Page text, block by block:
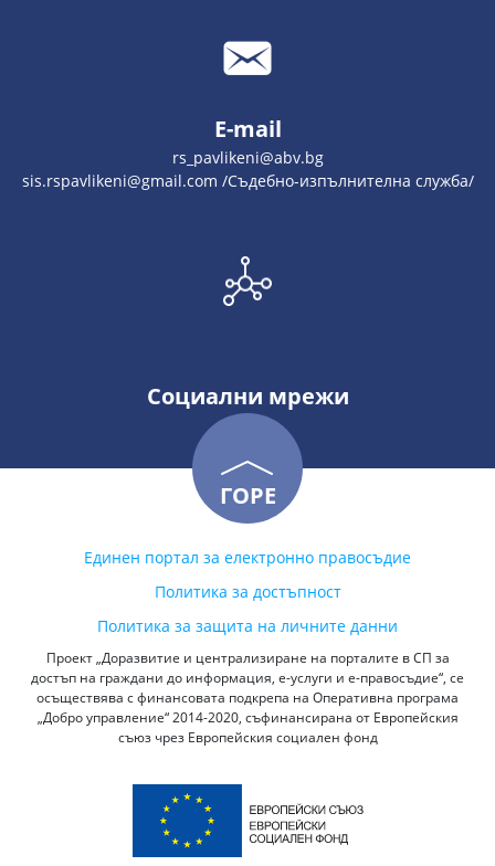
E-mail
rs_pavlikeni@abv.bg
sis.rspavlikeni@gmail.com /Съдебно-изпълнителна служба/
Социални мрежи
ГОРЕ
Единен портал за електронно правосъдие
Политика за достъпност
Политика за защита на личните данни
Проект „Доразвитие и централизиране на порталите в СП за
достъп на граждани до информация, е-услуги и е-правосъдие“, се
осъществява с финансовата подкрепа на Оперативна програма
„Добро управление“ 2014-2020, съфинансирана от Европейския
съюз чрез Европейския социален фонд